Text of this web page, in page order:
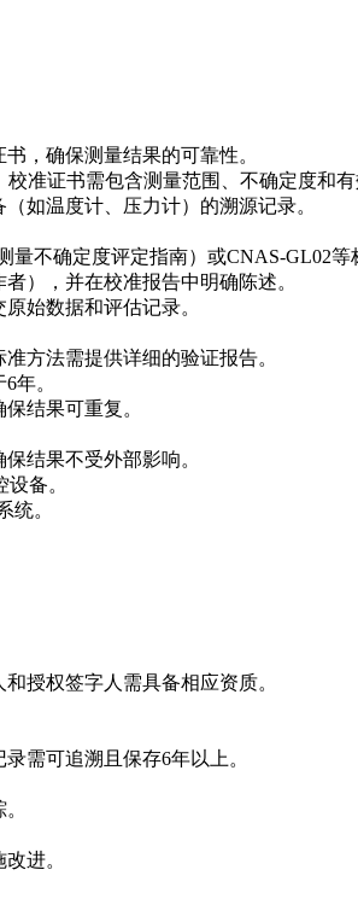
，确保测量结果的可靠性。
准证书需包含测量范围、不确定度和有
如温度计、压力计）的溯源记录。
不确定度评定指南）或CNAS-GL02等
），并在校准报告中明确陈述。
始数据和评估记录。
方法需提供详细的验证报告。
年。
结果可重复。
结果不受外部影响。
备。
统。
授权签字人需具备相应资质。
需可追溯且保存6年以上。
进。